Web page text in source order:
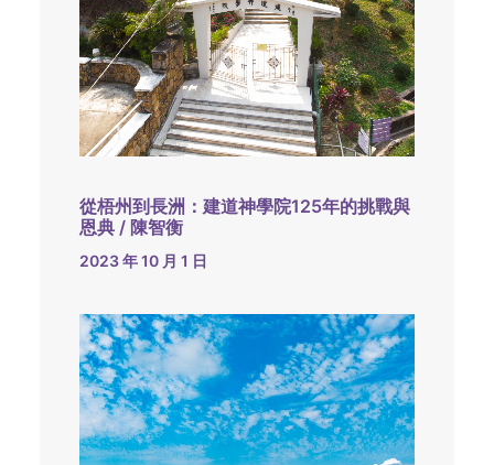
從梧州到長洲：建道神學院125年的挑戰與
恩典 / 陳智衡
2023 年 10 月 1 日